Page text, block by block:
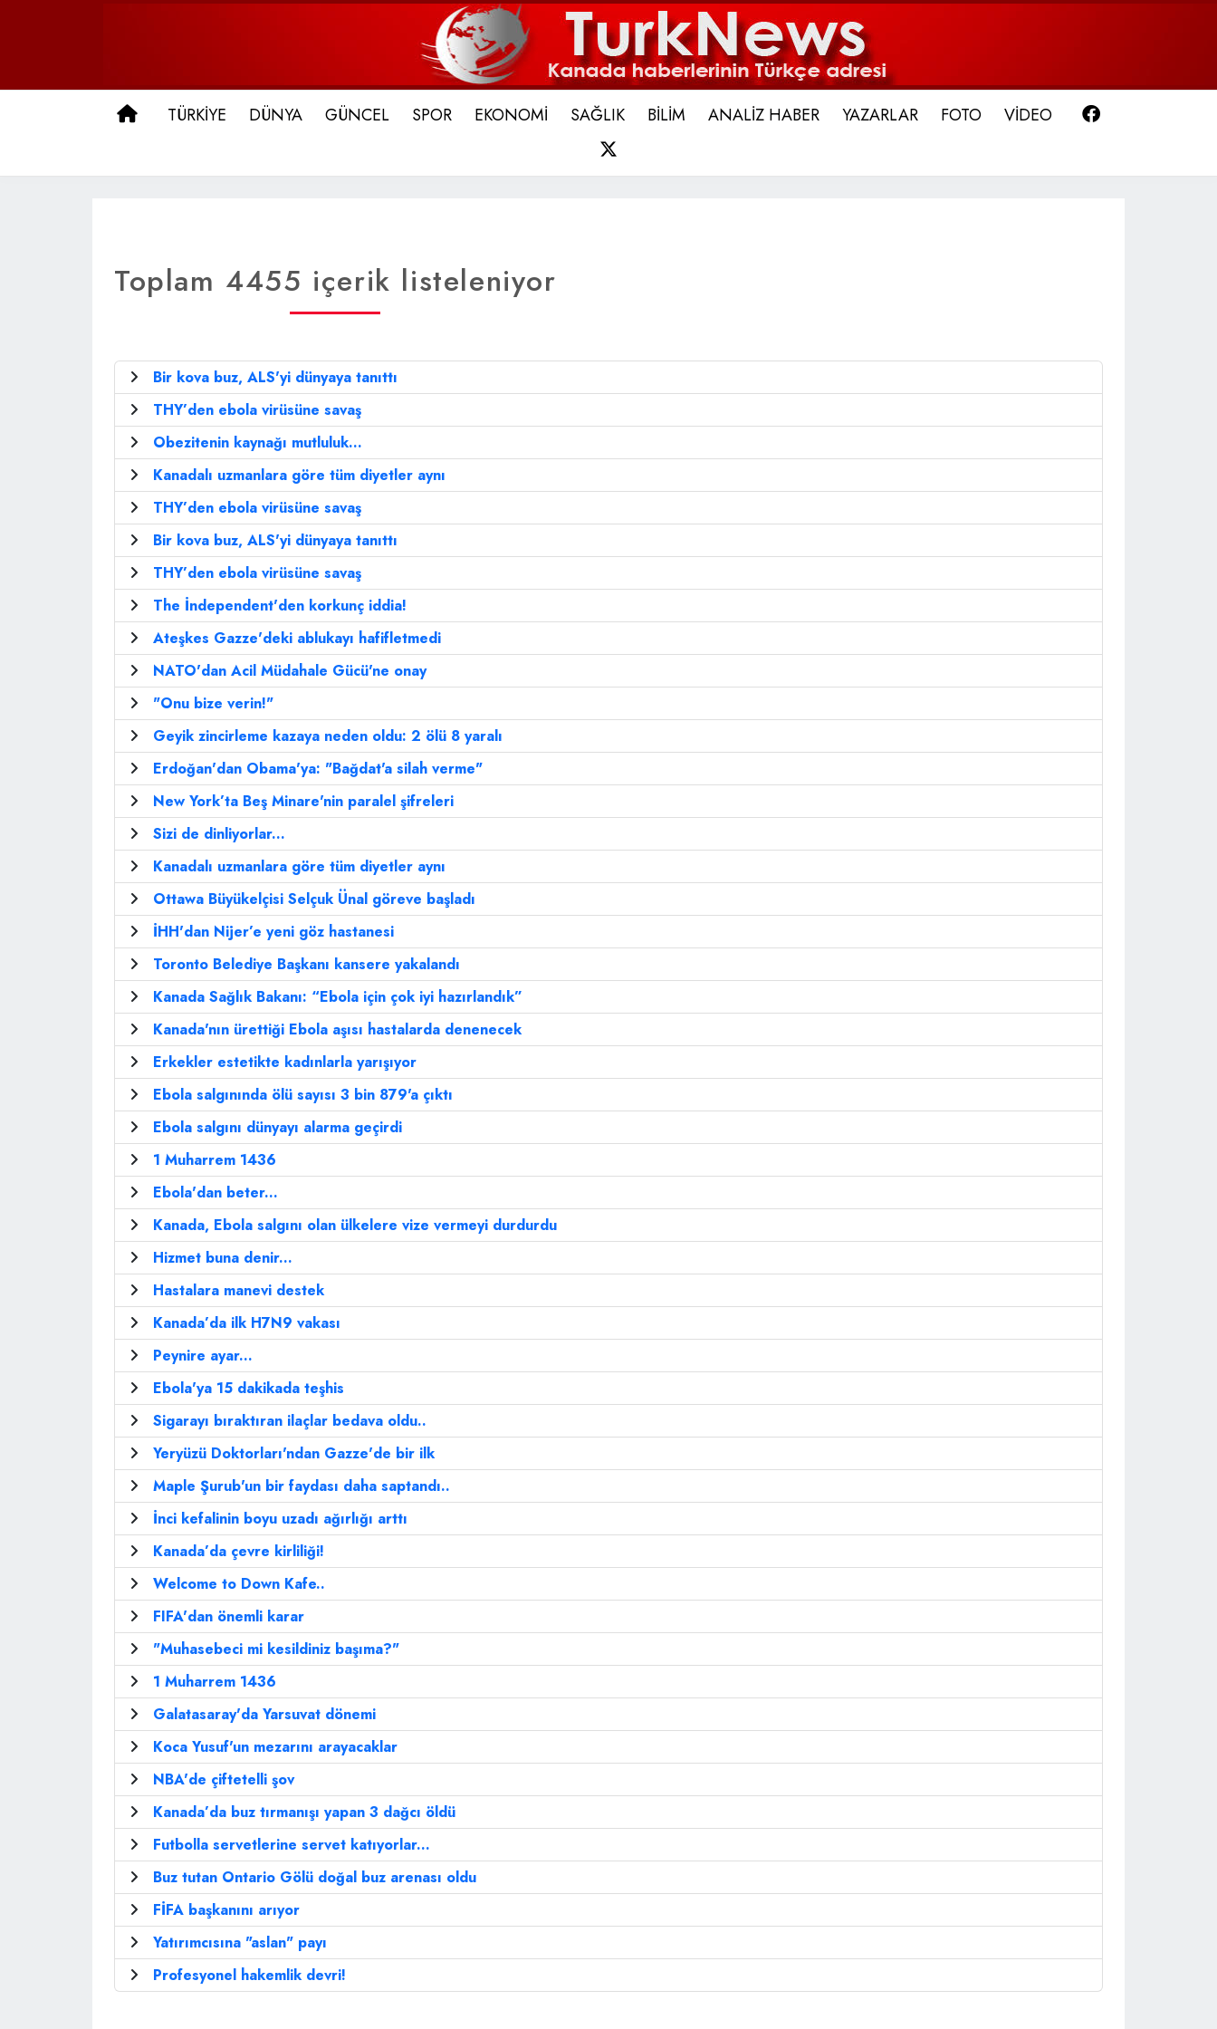
ANA SAYFA
TÜRKİYE DÜNYA GÜNCEL SPOR EKONOMİ SAĞLIK BİLİM ANALİZ HABER YAZARLAR FOTO VİDEO
Toplam 4455 içerik listeleniyor
Bir kova buz, ALS'yi dünyaya tanıttı
THY’den ebola virüsüne savaş
Obezitenin kaynağı mutluluk...
Kanadalı uzmanlara göre tüm diyetler aynı
THY’den ebola virüsüne savaş
Bir kova buz, ALS'yi dünyaya tanıttı
THY’den ebola virüsüne savaş
The İndependent'den korkunç iddia!
Ateşkes Gazze'deki ablukayı hafifletmedi
NATO'dan Acil Müdahale Gücü'ne onay
"Onu bize verin!"
Geyik zincirleme kazaya neden oldu: 2 ölü 8 yaralı
Erdoğan'dan Obama'ya: "Bağdat'a silah verme"
New York’ta Beş Minare'nin paralel şifreleri
Sizi de dinliyorlar...
Kanadalı uzmanlara göre tüm diyetler aynı
Ottawa Büyükelçisi Selçuk Ünal göreve başladı
İHH'dan Nijer’e yeni göz hastanesi
Toronto Belediye Başkanı kansere yakalandı
Kanada Sağlık Bakanı: “Ebola için çok iyi hazırlandık”
Kanada'nın ürettiği Ebola aşısı hastalarda denenecek
Erkekler estetikte kadınlarla yarışıyor
Ebola salgınında ölü sayısı 3 bin 879'a çıktı
Ebola salgını dünyayı alarma geçirdi
1 Muharrem 1436
Ebola'dan beter...
Kanada, Ebola salgını olan ülkelere vize vermeyi durdurdu
Hizmet buna denir...
Hastalara manevi destek
Kanada’da ilk H7N9 vakası
Peynire ayar...
Ebola'ya 15 dakikada teşhis
Sigarayı bıraktıran ilaçlar bedava oldu..
Yeryüzü Doktorları'ndan Gazze'de bir ilk
Maple Şurub'un bir faydası daha saptandı..
İnci kefalinin boyu uzadı ağırlığı arttı
Kanada’da çevre kirliliği!
Welcome to Down Kafe..
FIFA'dan önemli karar
"Muhasebeci mi kesildiniz başıma?"
1 Muharrem 1436
Galatasaray'da Yarsuvat dönemi
Koca Yusuf'un mezarını arayacaklar
NBA'de çiftetelli şov
Kanada’da buz tırmanışı yapan 3 dağcı öldü
Futbolla servetlerine servet katıyorlar...
Buz tutan Ontario Gölü doğal buz arenası oldu
FİFA başkanını arıyor
Yatırımcısına "aslan" payı
Profesyonel hakemlik devri!